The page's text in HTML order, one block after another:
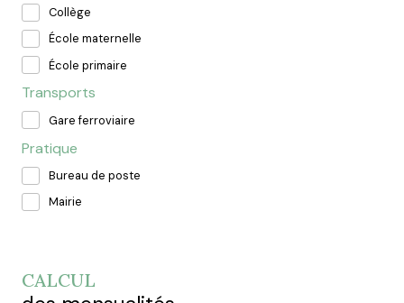
Collège
École maternelle
École primaire
Transports
Gare ferroviaire
Pratique
Bureau de poste
Mairie
CALCUL